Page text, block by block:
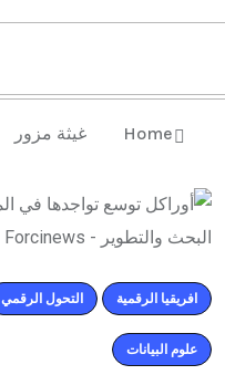
Home غيثة مزور
افريقيا الرقمية التحول الرقمي
علوم البيانات